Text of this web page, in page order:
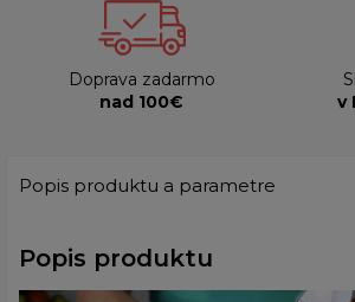
Doprava zadarmo
nad 100€
v
Popis produktu a parametre
Popis produktu